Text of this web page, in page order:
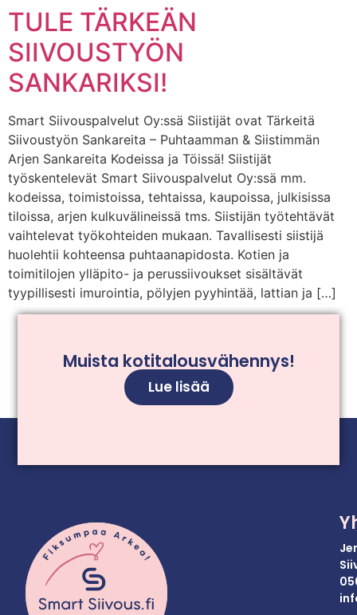
TULE TÄRKEÄN
SIIVOUSTYÖN
SANKARIKSI!
Smart Siivouspalvelut Oy:ssä Siistijät ovat Tärkeitä
Siivoustyön Sankareita – Puhtaamman & Siistimmän
Arjen Sankareita Kodeissa ja Töissä! Siistijät
työskentelevät Smart Siivouspalvelut Oy:ssä mm.
kodeissa, toimistoissa, tehtaissa, kaupoissa, julkisissa
tiloissa, arjen kulkuvälineissä tms. Siistijän työtehtävät
vaihtelevat työkohteiden mukaan. Tavallisesti siistijä
huolehtii kohteensa puhtaanapidosta. Kotien ja
toimitilojen ylläpito- ja perussiivoukset sisältävät
tyypillisesti imurointia, pölyjen pyyhintää, lattian ja […]
Muista kotitalousvähennys!
Lue lisää